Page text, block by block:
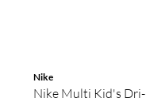
Nike
Nike Multi Kid's Dri-